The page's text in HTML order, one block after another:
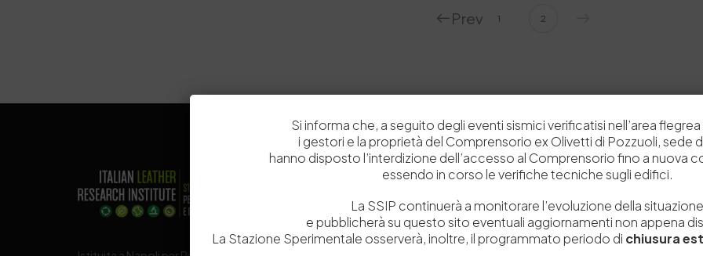
Prev 1 2
Chi siamo
Servizi
Ricerca e Sviluppo
Laboratori
Dipartimenti di ricerca
Biblioteca
Si informa che, a seguito degli eventi sismici verificatisi nell’area flegrea
i gestori e la proprietà del Comprensorio ex Olivetti di Pozzuoli, sede
hanno disposto l’interdizione dell’accesso al Comprensorio fino a nuova
essendo in corso le verifiche tecniche sugli edifici.
La SSIP continuerà a monitorare l’evoluzione della situazione
e pubblicherà su questo sito eventuali aggiornamenti non appena
La Stazione Sperimentale osserverà, inoltre, il programmato periodo di chiusura